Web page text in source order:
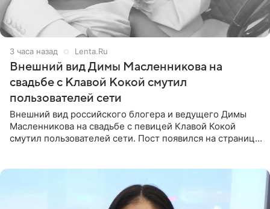
3 часа назад Lenta.Ru
Внешний вид Димы Масленникова на
свадьбе с Клавой Кокой смутил
пользователей сети
Внешний вид российского блогера и ведущего Димы
Масленникова на свадьбе с певицей Клавой Кокой
смутил пользователей сети. Пост появился на странице